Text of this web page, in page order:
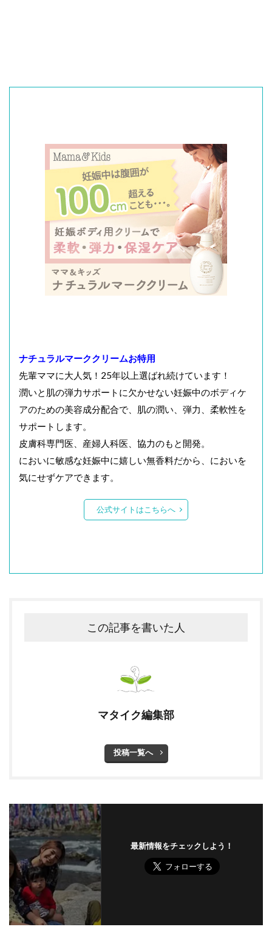
ナチュラルマーククリームお特用
先輩ママに大人気！25年以上選ばれ続けています！
潤いと肌の弾力サポートに欠かせない妊娠中のボディケ
アのための美容成分配合で、肌の潤い、弾力、柔軟性を
サポートします。
皮膚科専門医、産婦人科医、協力のもと開発。
においに敏感な妊娠中に嬉しい無香料だから、においを
気にせずケアできます。
公式サイトはこちらへ
この記事を書いた人
マタイク編集部
投稿一覧へ
最新情報をチェックしよう！